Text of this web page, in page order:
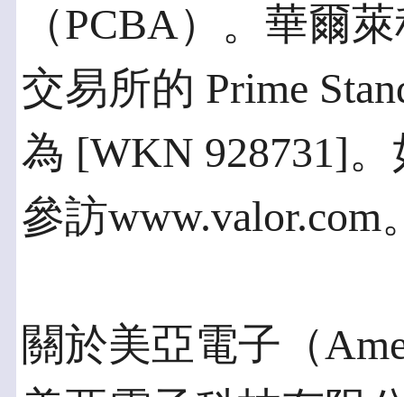
（PCBA）。華爾
交易所的 Prime
為 [WKN 928731]
參訪www.valor.com
關於美亞電子（